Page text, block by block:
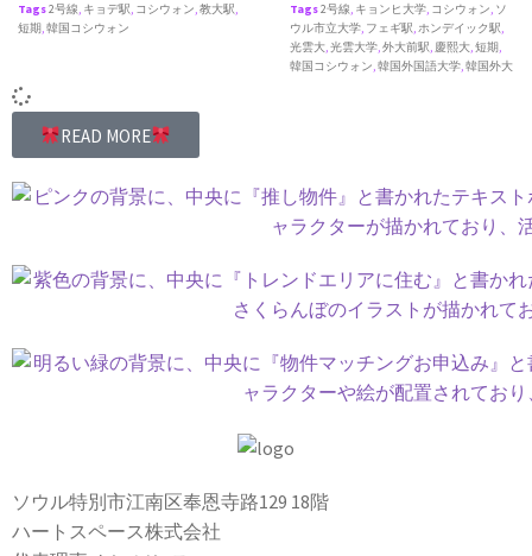
Tags2号線, キョデ駅, コシウォン,教大駅,
短期,韓国コシウォン
Tags2号線, キョンヒ大学, コシウォン, ソ
ウル市立大学, フェギ駅,ホンデイック駅,
光雲大,光雲大学,外大前駅, 慶熙大,短期,
韓国コシウォン,韓国外国語大学,韓国外大
READ MORE
ソウル特別市江南区奉恩寺路129 18階
ハートスペース株式会社